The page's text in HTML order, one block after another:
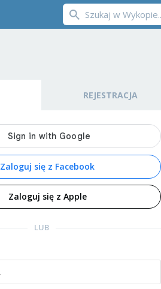
REJESTRACJA
Zaloguj się z Facebook
Zaloguj się z Apple
LUB